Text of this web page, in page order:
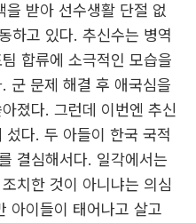
받아 선수생활 단절 없
하고 있다. 추신수는 병역
합류에 소극적인 모습을
군 문제 해결 후 애국심을
졌다. 그런데 이번엔 추신
다. 두 아들이 한국 국적
결심해서다. 일각에서는
치한 것이 아니냐는 의심
아이들이 태어나고 살고